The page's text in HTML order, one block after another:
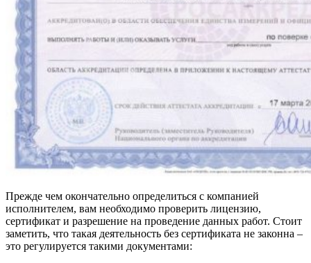
Прежде чем окончательно определиться с компанией
исполнителем, вам необходимо проверить лицензию,
сертификат и разрешение на проведение данных работ. Стоит
заметить, что такая деятельность без сертификата не законна –
это регулируется такими документами: